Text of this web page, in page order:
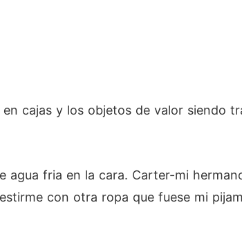
cajas y los objetos de valor siendo
agua fria en la cara. Carter-mi
con otra ropa que fuese mi